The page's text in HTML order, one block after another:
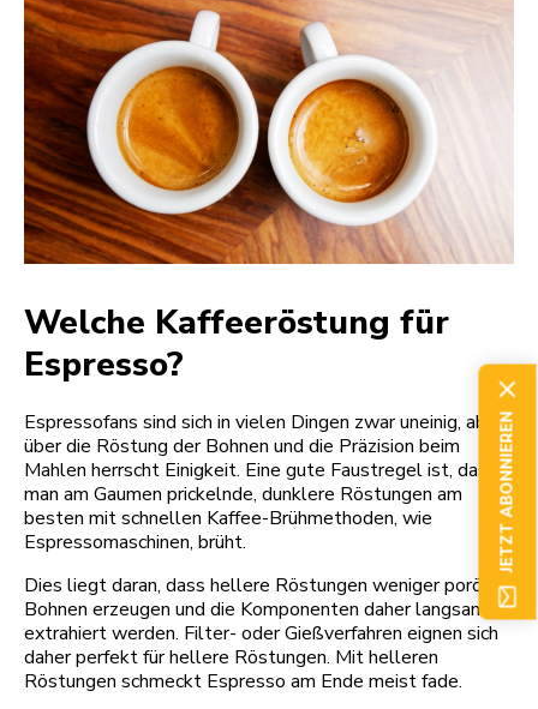
Welche Kaffeeröstung für
Espresso?
Espressofans sind sich in vielen Dingen zwar uneinig, aber
über die Röstung der Bohnen und die Präzision beim
Mahlen herrscht Einigkeit. Eine gute Faustregel ist, dass
man am Gaumen prickelnde, dunklere Röstungen am
besten mit schnellen Kaffee-Brühmethoden, wie
Espressomaschinen, brüht.
Dies liegt daran, dass hellere Röstungen weniger poröse
Bohnen erzeugen und die Komponenten daher langsamer
extrahiert werden. Filter- oder Gießverfahren eignen sich
daher perfekt für hellere Röstungen. Mit helleren
Röstungen schmeckt Espresso am Ende meist fade.
JETZT ABONNIEREN